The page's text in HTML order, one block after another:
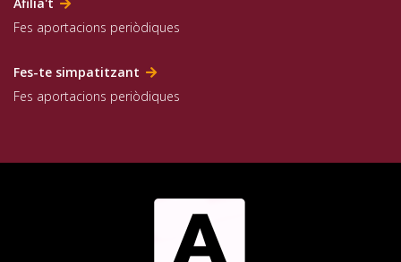
Fes aportacions periòdiques
Fes-te simpatitzant
Fes aportacions periòdiques